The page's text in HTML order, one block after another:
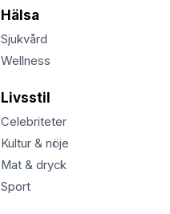
Hälsa
Sjukvård
Wellness
Livsstil
Celebriteter
Kultur & nöje
Mat & dryck
Sport